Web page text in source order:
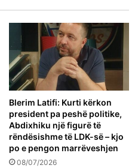
Blerim Latifi: Kurti kërkon
president pa peshë politike,
Abdixhiku një figurë të
rëndësishme të LDK-së – kjo
po e pengon marrëveshjen
08/07/2026